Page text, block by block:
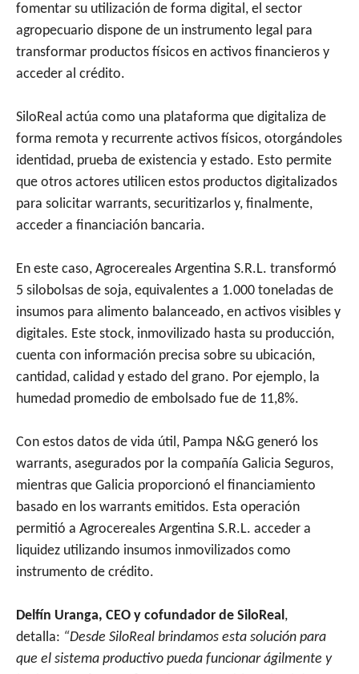
fomentar su utilización de forma digital, el sector
agropecuario dispone de un instrumento legal para
transformar productos físicos en activos financieros y
acceder al crédito.
SiloReal actúa como una plataforma que digitaliza de
forma remota y recurrente activos físicos, otorgándoles
identidad, prueba de existencia y estado. Esto permite
que otros actores utilicen estos productos digitalizados
para solicitar warrants, securitizarlos y, finalmente,
acceder a financiación bancaria.
En este caso, Agrocereales Argentina S.R.L. transformó
5 silobolsas de soja, equivalentes a 1.000 toneladas de
insumos para alimento balanceado, en activos visibles y
digitales. Este stock, inmovilizado hasta su producción,
cuenta con información precisa sobre su ubicación,
cantidad, calidad y estado del grano. Por ejemplo, la
humedad promedio de embolsado fue de 11,8%.
Con estos datos de vida útil, Pampa N&G generó los
warrants, asegurados por la compañía Galicia Seguros,
mientras que Galicia proporcionó el financiamiento
basado en los warrants emitidos. Esta operación
permitió a Agrocereales Argentina S.R.L. acceder a
liquidez utilizando insumos inmovilizados como
instrumento de crédito.
Delfín Uranga, CEO y cofundador de SiloReal,
detalla: “Desde SiloReal brindamos esta solución para
que el sistema productivo pueda funcionar ágilmente y